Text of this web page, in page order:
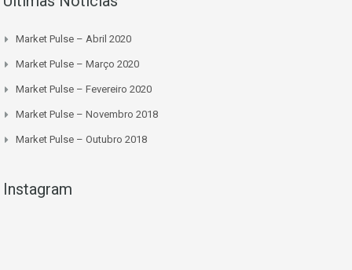
Market Pulse – Abril 2020
Market Pulse – Março 2020
Market Pulse – Fevereiro 2020
Market Pulse – Novembro 2018
Market Pulse – Outubro 2018
Instagram